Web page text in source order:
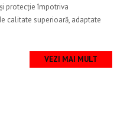
protecție împotriva
calitate superioară, adaptate
VEZI MAI MULT